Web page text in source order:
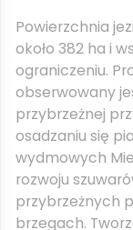
Powierzchnia
około 382 ha i
ograniczeniu.
obserwowany
przybrzeżnej
osadzaniu się
wydmowych
rozwoju
przybrzeżnych
brzegach.